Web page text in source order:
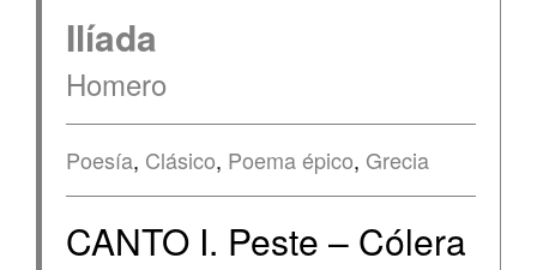
Ilíada
Homero
Poesía, Clásico, Poema épico, Grecia
CANTO I. Peste – Cólera